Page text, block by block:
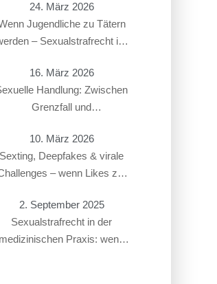
oder in offenen Beziehungen?
24. März 2026
Jugendliche zu Tätern
– Sexualstrafrecht im
16. März 2026
Handlung: Zwischen
Grenzfall und
10. März 2026
Sexting, Deepfakes & virale
– wenn Likes zur
2. September 2025
Sexualstrafrecht in der
medizinischen Praxis: wenn